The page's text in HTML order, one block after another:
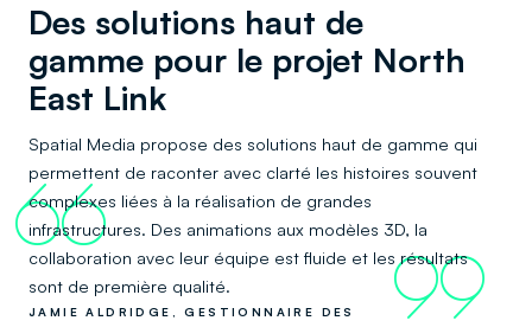
Des solutions haut de
gamme pour le projet North
East Link
Spatial Media propose des solutions haut de gamme qui
permettent de raconter avec clarté les histoires souvent
complexes liées à la réalisation de grandes
infrastructures. Des animations aux modèles 3D, la
collaboration avec leur équipe est fluide et les résultats
sont de première qualité.
66
99
JAMIE ALDRIDGE, GESTIONNAIRE DES